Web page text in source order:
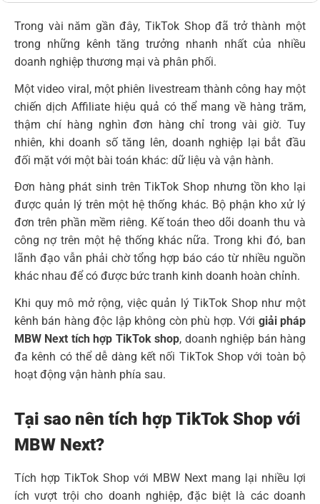
Trong vài năm gần đây, TikTok Shop đã trở thành một
trong những kênh tăng trưởng nhanh nhất của nhiều
doanh nghiệp thương mại và phân phối.
Một video viral, một phiên livestream thành công hay một
chiến dịch Affiliate hiệu quả có thể mang về hàng trăm,
thậm chí hàng nghìn đơn hàng chỉ trong vài giờ. Tuy
nhiên, khi doanh số tăng lên, doanh nghiệp lại bắt đầu
đối mặt với một bài toán khác: dữ liệu và vận hành.
Đơn hàng phát sinh trên TikTok Shop nhưng tồn kho lại
được quản lý trên một hệ thống khác. Bộ phận kho xử lý
đơn trên phần mềm riêng. Kế toán theo dõi doanh thu và
công nợ trên một hệ thống khác nữa. Trong khi đó, ban
lãnh đạo vẫn phải chờ tổng hợp báo cáo từ nhiều nguồn
khác nhau để có được bức tranh kinh doanh hoàn chỉnh.
Khi quy mô mở rộng, việc quản lý TikTok Shop như một
kênh bán hàng độc lập không còn phù hợp. Với giải pháp
MBW Next tích hợp TikTok shop, doanh nghiệp bán hàng
đa kênh có thể dễ dàng kết nối TikTok Shop với toàn bộ
hoạt động vận hành phía sau.
Tại sao nên tích hợp TikTok Shop với
MBW Next?
Tích hợp TikTok Shop với MBW Next mang lại nhiều lợi
ích vượt trội cho doanh nghiệp, đặc biệt là các doanh